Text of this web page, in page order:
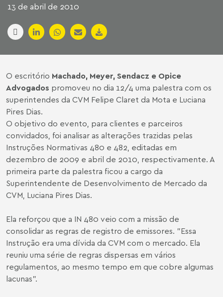
13 de abril de 2010
O escritório Machado, Meyer, Sendacz e Opice
Advogados promoveu no dia 12/4 uma palestra com os
superintendes da CVM Felipe Claret da Mota e Luciana
Pires Dias.
O objetivo do evento, para clientes e parceiros
convidados, foi analisar as alterações trazidas pelas
Instruções Normativas 480 e 482, editadas em
dezembro de 2009 e abril de 2010, respectivamente. A
primeira parte da palestra ficou a cargo da
Superintendente de Desenvolvimento de Mercado da
CVM, Luciana Pires Dias.
Ela reforçou que a IN 480 veio com a missão de
consolidar as regras de registro de emissores. "Essa
Instrução era uma dívida da CVM com o mercado. Ela
reuniu uma série de regras dispersas em vários
regulamentos, ao mesmo tempo em que cobre algumas
lacunas".